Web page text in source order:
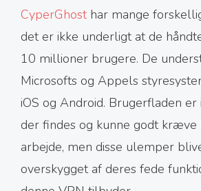
CyperGhost har mange
det er ikke underligt at de
10 millioner brugere. De
Microsofts og Appels
iOS og Android. Brugerfladen
der findes og kunne godt kræve
arbejde, men disse ulemper
overskygget af deres fede